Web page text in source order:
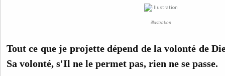
illustration
Tout ce que je projette dépend de la volonté de
Sa volonté, s'Il ne le permet pas, rien ne se passe.